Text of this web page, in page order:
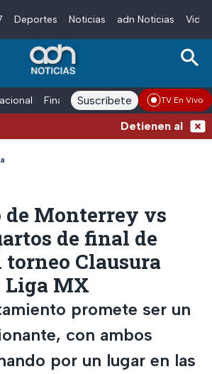
Deportes Noticias adn Noticias
Finanzas adn Noticias Radio
Suscríbete TV En Vivo
Detienen al
de Monterrey vs
de final de
Clausura
Liga MX
promete ser un
con ambos
por un lugar en las